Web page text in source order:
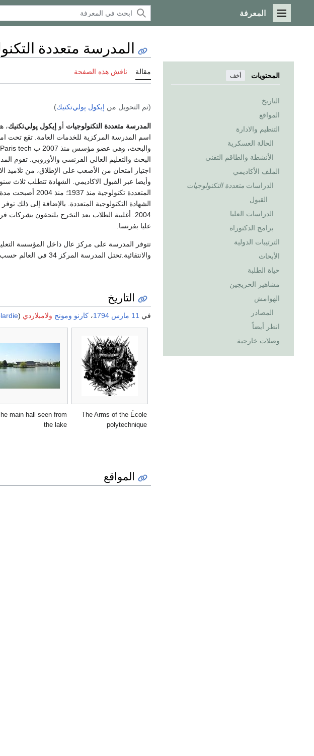
القائمة الرئيسية
المعرفة
المحتويات أخف
التاريخ
المواقع
التنظيم والادارة
الحالة العسكرية
الأنشطة والطاقم التقني
الملف الأكاديمي
الدراسات متعددة التكنولوجيات
القبول
الدراسات العليا
برامج الدكتوراة
الترتيبات الدولية
الأبحاث
حياة الطلبة
مشاهير الخريجين
الهوامش
المصادر
انظر أيضاً
وصلات خارجية
المدرسة متعددة
مقالة ناقش هذه الصفحة
(تم التحويل من إيكول پولي‌تكنيك)
المدرسة متعددة التكنولوجيات أو إيكول پولي‌تكنيك
اسم المدرسة المركزية للخدمات العامة. تقع تحت
اجتياز امتحان من الأصعب على الإطلاق، من تلاميذ
وأيضا عبر القبول الاكاديمي. الشهادة تتطلب
المتعددة
عليا بفرنسا.
تتوفر المدرسة على مركز عال داخل المؤسسة
والانتقائية.تحتل المدرسة المركز 34 في العالم حسب مجلة التايمز و 15 في فرنسا.
التاريخ
في 11 مارس 1794، كارنو ومونج ولامبلاردي (
The Arms of the École
polytechnique
main hall seen from
the lake
المواقع